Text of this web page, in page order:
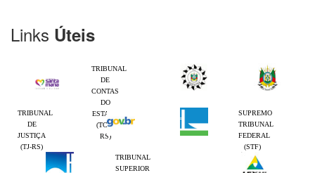
Links Úteis
TRIBUNAL
DE
CONTAS
DO
ESTADO
(TCE-
RS)
TRIBUNAL
DE
JUSTIÇA
(TJ-RS)
SUPREMO
TRIBUNAL
FEDERAL
(STF)
TRIBUNAL
SUPERIOR